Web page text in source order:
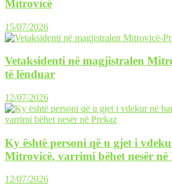
Mitrovicë
15/07/2026
Vetaksidenti në magjistralen
të lënduar
12/07/2026
Ky është personi që u gjet i
Mitrovicë, varrimi bëhet nesër në
12/07/2026